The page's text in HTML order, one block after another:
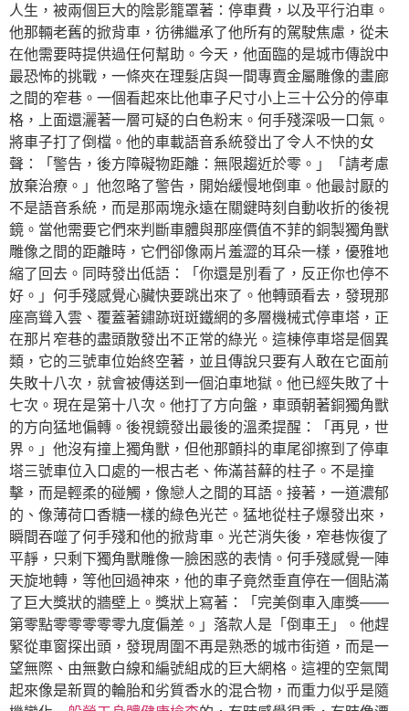
人生，被兩個巨大的陰影籠罩著：停車費，以及平行泊車。
他那輛老舊的掀背車，彷彿繼承了他所有的駕駛焦慮，從未
在他需要時提供過任何幫助。今天，他面臨的是城市傳說中
最恐怖的挑戰，一條夾在理髮店與一間專賣金屬雕像的畫廊
之間的窄巷。一個看起來比他車子尺寸小上三十公分的停車
格，上面還灑著一層可疑的白色粉末。何手殘深吸一口氣。
將車子打了倒檔。他的車載語音系統發出了令人不快的女
聲：「警告，後方障礙物距離：無限趨近於零。」「請考慮
放棄治療。」他忽略了警告，開始緩慢地倒車。他最討厭的
不是語音系統，而是那兩塊永遠在關鍵時刻自動收折的後視
鏡。當他需要它們來判斷車體與那座價值不菲的銅製獨角獸
雕像之間的距離時，它們卻像兩片羞澀的耳朵一樣，優雅地
縮了回去。同時發出低語：「你還是別看了，反正你也停不
好。」何手殘感覺心臟快要跳出來了。他轉頭看去，發現那
座高聳入雲、覆蓋著鏽跡斑斑鐵網的多層機械式停車塔，正
在那片窄巷的盡頭散發出不正常的綠光。這棟停車塔是個異
類，它的三號車位始終空著，並且傳說只要有人敢在它面前
失敗十八次，就會被傳送到一個泊車地獄。他已經失敗了十
七次。現在是第十八次。他打了方向盤，車頭朝著銅獨角獸
的方向猛地偏轉。後視鏡發出最後的溫柔提醒：「再見，世
界。」他沒有撞上獨角獸，但他那顫抖的車尾卻擦到了停車
塔三號車位入口處的一根古老、佈滿苔蘚的柱子。不是撞
擊，而是輕柔的碰觸，像戀人之間的耳語。接著，一道濃郁
的、像薄荷口香糖一樣的綠色光芒。猛地從柱子爆發出來，
瞬間吞噬了何手殘和他的掀背車。光芒消失後，窄巷恢復了
平靜，只剩下獨角獸雕像一臉困惑的表情。何手殘感覺一陣
天旋地轉，等他回過神來，他的車子竟然垂直停在一個貼滿
了巨大獎狀的牆壁上。獎狀上寫著：「完美倒車入庫獎——
第零點零零零零零九度偏差。」落款人是「倒車王」。他趕
緊從車窗探出頭，發現周圍不再是熟悉的城市街道，而是一
望無際、由無數白線和編號組成的巨大網格。這裡的空氣聞
起來像是新買的輪胎和劣質香水的混合物，而重力似乎是隨